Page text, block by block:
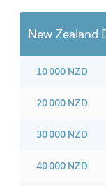
New Zealand
10 000 NZD
20 000 NZD
30 000 NZD
40 000 NZD